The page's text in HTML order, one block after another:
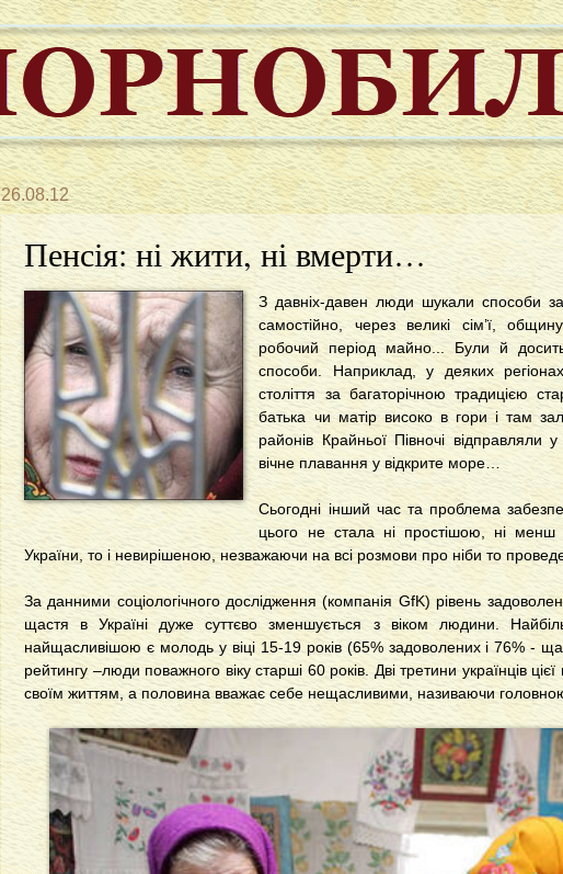
26.08.12
Пенсія: ні жити, ні вмерти…
З давніх-давен люди шукали способи
самостійно, через великі сім’ї,
робочий період майно... Були й
способи. Наприклад, у деяких
століття за багаторічною традицією
батька чи матір високо в гори і там
районів Крайньої Півночі відправляли
вічне плавання у відкрите море…
Сьогодні інший час та проблема
цього не стала ні простішою, ні
України, то і невирішеною, незважаючи на всі розмови про ніби то
За данними соціологічного дослідження (компанія GfK) рівень
щастя в Україні дуже суттєво зменшується з віком людини.
найщасливішою є молодь у віці 15-19 років (65% задоволених і 76% -
рейтингу –люди поважного віку старші 60 років. Дві третини українців цієї
своїм життям, а половина вважає себе нещасливими, називаючи